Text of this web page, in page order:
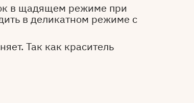
в щадящем режиме при
в деликатном режиме с
Так как краситель